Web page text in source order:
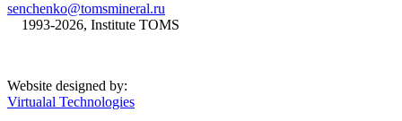
senchenko@tomsmineral.ru
1993-2026, Institute TOMS
Website designed by:
Virtualal Technologies